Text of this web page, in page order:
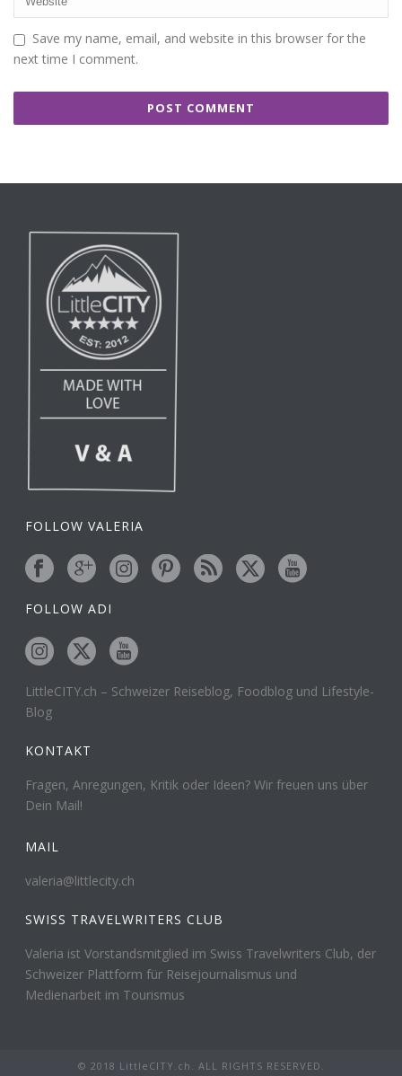
Save my name, email, and website in this browser for the
next time I comment.
FOLLOW VALERIA
FOLLOW ADI
LittleCITY.ch – Schweizer Reiseblog, Foodblog und Lifestyle-
Blog
KONTAKT
Fragen, Anregungen, Kritik oder Ideen? Wir freuen uns über
Dein Mail!
MAIL
valeria@littlecity.ch
SWISS TRAVELWRITERS CLUB
Valeria ist Vorstandsmitglied im Swiss Travelwriters Club, der
Schweizer Plattform für Reisejournalismus und
Medienarbeit im Tourismus
© 2018 LittleCITY.ch. ALL RIGHTS RESERVED.